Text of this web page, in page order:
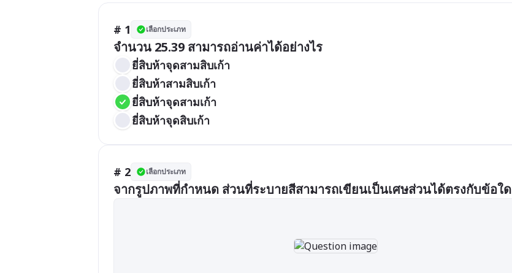
# 1 เลือกประเภท
จำนวน 25.39 สามารถอ่านค่าได้อย่างไร
ยี่สิบห้าจุดสามสิบเก้า
ยี่สิบห้าสามสิบเก้า
ยี่สิบห้าจุดสามเก้า
ยี่สิบห้าจุดสิบเก้า
# 2 เลือกประเภท
จากรูปภาพที่กำหนด ส่วนที่ระบายสีสามารถเขียนเป็นเศษส่วนได้ตรงกับข้อใด